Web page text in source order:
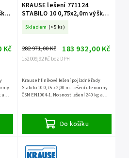
Kč
a
KRAUSE lešení 771124
STABILO 10 0,75x2,0m výška
Skladem (>5 ks)
152 009,92 Kč bez DPH
282 971,00 Kč 183 932,00 Kč
Do košíku
Krause hliníkové lešení pojízdné řady
Stabilo 10 0,75 x 2,00 m. Lešení dle normy
ČSN EN1004-1. Nosnost lešení 240 kg a